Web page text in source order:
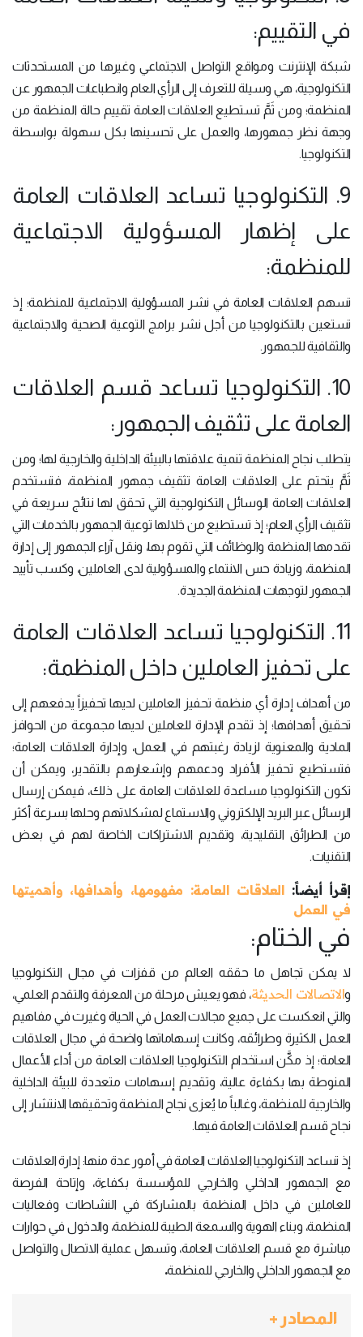
في التقييم:
شبكة الإنترنت ومواقع التواصل الاجتماعي وغيرها من المستحدثات
التكنولوجية، هي وسيلة للتعرف إلى الرأي العام وانطباعات الجمهور عن
المنظمة؛ ومن ثَمَّ تستطيع العلاقات العامة تقييم حالة المنظمة من
وجهة نظر جمهورها، والعمل على تحسينها بكل سهولة بواسطة
التكنولوجيا.
9. التكنولوجيا تساعد العلاقات العامة
على إظهار المسؤولية الاجتماعية
للمنظمة:
تسهم العلاقات العامة في نشر المسؤولية الاجتماعية للمنظمة؛ إذ
تستعين بالتكنولوجيا من أجل نشر برامج التوعية الصحية والاجتماعية
والثقافية للجمهور.
10. التكنولوجيا تساعد قسم العلاقات
العامة على تثقيف الجمهور:
يتطلب نجاح المنظمة تنمية علاقتها بالبيئة الداخلية والخارجية لها؛ ومن
ثَمَّ يتحتم على العلاقات العامة تثقيف جمهور المنظمة، فتستخدم
العلاقات العامة الوسائل التكنولوجية التي تحقق لها نتائج سريعة في
تثقيف الرأي العام؛ إذ تستطيع من خلالها توعية الجمهور بالخدمات التي
تقدمها المنظمة والوظائف التي تقوم بها، ونقل آراء الجمهور إلى إدارة
المنظمة، وزيادة حس الانتماء والمسؤولية لدى العاملين، وكسب تأييد
الجمهور لتوجهات المنظمة الجديدة.
11. التكنولوجيا تساعد العلاقات العامة
على تحفيز العاملين داخل المنظمة:
من أهداف إدارة أي منظمة تحفيز العاملين لديها تحفيزاً يدفعهم إلى
تحقيق أهدافها؛ إذ تقدم الإدارة للعاملين لديها مجموعة من الحوافز
المادية والمعنوية لزيادة رغبتهم في العمل، وإدارة العلاقات العامة؛
فتستطيع تحفيز الأفراد ودعمهم وإشعارهم بالتقدير، ويمكن أن
تكون التكنولوجيا مساعدة للعلاقات العامة على ذلك، فيمكن إرسال
الرسائل عبر البريد الإلكتروني والاستماع لمشكلاتهم وحلها بسرعة أكثر
من الطرائق التقليدية، وتقديم الاشتراكات الخاصة لهم في بعض
التقنيات.
إقرأ أيضاً: العلاقات العامة: مفهومها، وأهدافها، وأهميتها
في العمل
في الختام:
لا يمكن تجاهل ما حققه العالم من قفزات في مجال التكنولوجيا
والاتصالات الحديثة، فهو يعيش مرحلة من المعرفة والتقدم العلمي،
والتي انعكست على جميع مجالات العمل في الحياة وغيرت في مفاهيم
العمل الكثيرة وطرائقه، وكانت إسهاماتها واضحة في مجال العلاقات
العامة؛ إذ مكَّن استخدام التكنولوجيا العلاقات العامة من أداء الأعمال
المنوطة بها بكفاءة عالية، وتقديم إسهامات متعددة للبيئة الداخلية
والخارجية للمنظمة، وغالباً ما يُعزى نجاح المنظمة وتحقيقها الانتشار إلى
نجاح قسم العلاقات العامة فيها.
إذ تساعد التكنولوجيا العلاقات العامة في أمور عدة منها: إدارة العلاقات
مع الجمهور الداخلي والخارجي للمؤسسة بكفاءة، وإتاحة الفرصة
للعاملين في داخل المنظمة بالمشاركة في النشاطات وفعاليات
المنظمة، وبناء الهوية والسمعة الطيبة للمنظمة، والدخول في حوارات
مباشرة مع قسم العلاقات العامة، وتسهل عملية الاتصال والتواصل
مع الجمهور الداخلي والخارجي للمنظمة.
المصادر +